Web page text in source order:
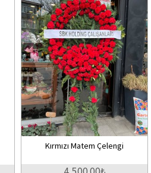
Kırmızı Matem Çelengi